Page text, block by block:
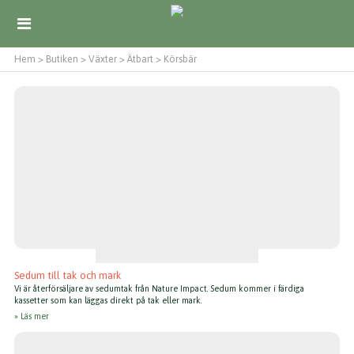
Hem > Butiken > Växter > Ätbart > Körsbär
Sedum till tak och mark
Vi är återförsäljare av sedumtak från Nature Impact. Sedum kommer i färdiga
kassetter som kan läggas direkt på tak eller mark.
Läs mer